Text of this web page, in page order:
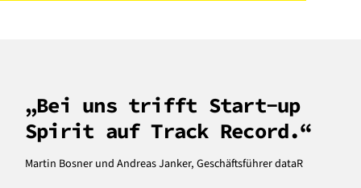
„Bei uns trifft Start-up
Spirit auf Track Record.“
Martin Bosner und Andreas Janker, Geschäftsführer dataR